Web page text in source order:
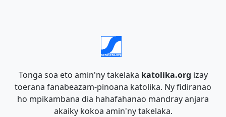
Tonga soa eto amin'ny takelaka katolika.org izay
toerana fanabeazam-pinoana katolika. Ny fidiranao
ho mpikambana dia hahafahanao mandray anjara
akaiky kokoa amin'ny takelaka.